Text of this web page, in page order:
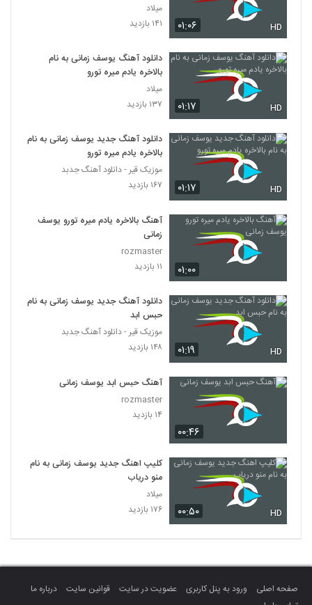
۰۱:۰۶ HD
میلاد
۱۴۱ بازدید
۰۱:۱۷ HD
دانلود آهنگ یوسف زمانی به نام
بالاخره یادم میره تورو
میلاد
۱۳۷ بازدید
۰۱:۱۷ HD
دانلود آهنگ جدید یوسف زمانی به نام
بالاخره یادم میره تورو
موزیک قیر - دانلود آهنگ جدبد
۱۶۷ بازدید
۰۱:۰۰
آهنگ بالاخره یادم میره تورو یوسف
زمانی
rozmaster
۱۱ بازدید
۰۱:۱۹ HD
دانلود آهنگ جدید یوسف زمانی به نام
حبس ابد
موزیک قیر - دانلود آهنگ جدبد
۱۴۸ بازدید
۰۰:۴۶
آهنگ حبس ابد یوسف زمانی
rozmaster
۱۴ بازدید
۰۰:۵۰ HD
کلیپ اهنگ جدید یوسف زمانی به نام
منو دریاب
میلاد
۱۷۶ بازدید
صفحه اصلی ورود به پنل کاربری عضویت در سایت قوانین سایت
درباره ما